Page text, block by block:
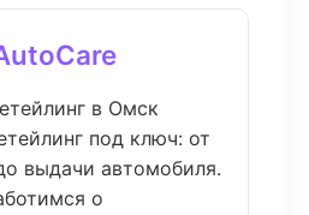
в Омск
под ключ: от
выдачи автомобиля.
о